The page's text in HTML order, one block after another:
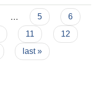
5
6
11
12
last »